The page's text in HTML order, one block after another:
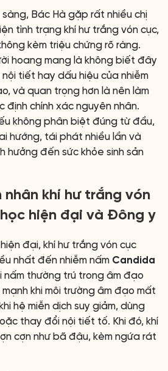
Bác Hà gặp rất nhiều chị
tình trạng khí hư trắng vón cục,
kèm triệu chứng rõ ràng.
hoang mang là không biết đây
tiết hay dấu hiệu của nhiễm
và quan trọng hơn là nên làm
định chính xác nguyên nhân.
không phân biệt đúng từ đầu,
hướng, tái phát nhiều lần và
hưởng đến sức khỏe sinh sản
nhân khí hư trắng vón
hiện đại và Đông y
đại, khí hư trắng vón cục
nhất đến nhiễm nấm Candida
nấm thường trú trong âm đạo
khi môi trường âm đạo mất
hệ miễn dịch suy giảm, dùng
thay đổi nội tiết tố. Khi đó, khí
cợn như bã đậu, kèm ngứa rát